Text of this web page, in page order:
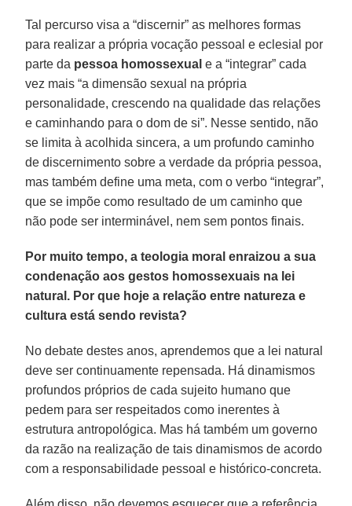
Tal percurso visa a “discernir” as melhores formas
para realizar a própria vocação pessoal e eclesial por
parte da pessoa homossexual e a “integrar” cada
vez mais “a dimensão sexual na própria
personalidade, crescendo na qualidade das relações
e caminhando para o dom de si”. Nesse sentido, não
se limita à acolhida sincera, a um profundo caminho
de discernimento sobre a verdade da própria pessoa,
mas também define uma meta, com o verbo “integrar”,
que se impõe como resultado de um caminho que
não pode ser interminável, nem sem pontos finais.
Por muito tempo, a teologia moral enraizou a sua
condenação aos gestos homossexuais na lei
natural. Por que hoje a relação entre natureza e
cultura está sendo revista?
No debate destes anos, aprendemos que a lei natural
deve ser continuamente repensada. Há dinamismos
profundos próprios de cada sujeito humano que
pedem para ser respeitados como inerentes à
estrutura antropológica. Mas há também um governo
da razão na realização de tais dinamismos de acordo
com a responsabilidade pessoal e histórico-concreta.